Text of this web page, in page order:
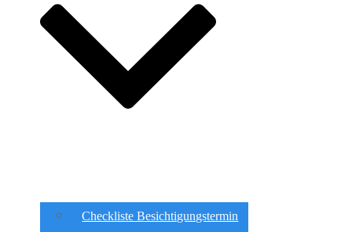
Checkliste Besichtigungstermin